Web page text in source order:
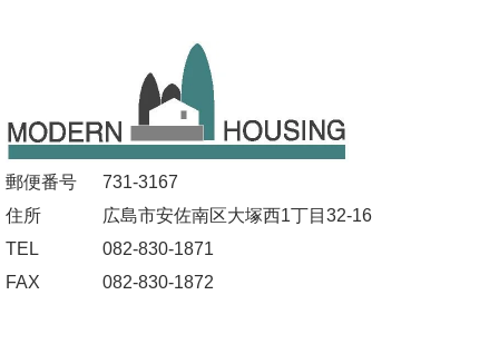
郵便番号
731-3167
住所
広島市安佐南区大塚西1丁目32-16
TEL
082-830-1871
FAX
082-830-1872